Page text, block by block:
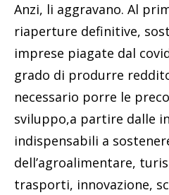
Anzi, li aggravano. Al
riaperture definitive,
imprese piagate dal
grado di produrre
necessario porre le
sviluppo,a partire dalle
indispensabili a
dell’agroalimentare,
trasporti, innovazione,